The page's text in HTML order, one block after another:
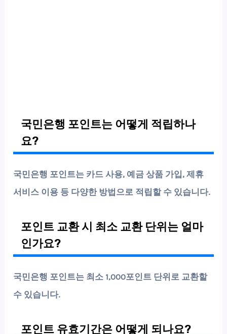
국민은행 포인트는 어떻게 적립하나
요?
국민은행 포인트는 카드 사용, 예금 상품 가입, 제휴
서비스 이용 등 다양한 방법으로 적립할 수 있습니다.
포인트 교환 시 최소 교환 단위는 얼마
인가요?
국민은행 포인트는 최소 1,000포인트 단위로 교환할
수 있습니다.
포인트 유효기간은 어떻게 되나요?